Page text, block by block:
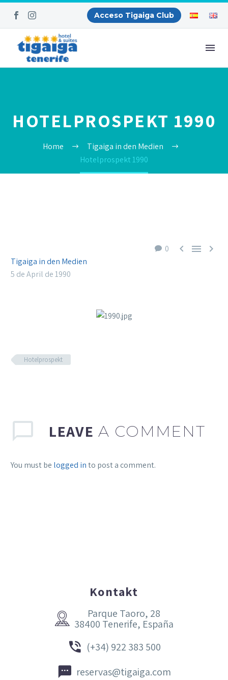
Acceso Tigaiga Club
HOTELPROSPEKT 1990
Home
Tigaiga in den Medien
Hotelprospekt 1990
0   
Tigaiga in den Medien
5 de April de 1990
Hotelprospekt
LEAVE A COMMENT
You must be logged into post a comment.
Kontakt


Parque Taoro, 28
38400 Tenerife, España

 (+34) 922 383 500

 reservas@tigaiga.com